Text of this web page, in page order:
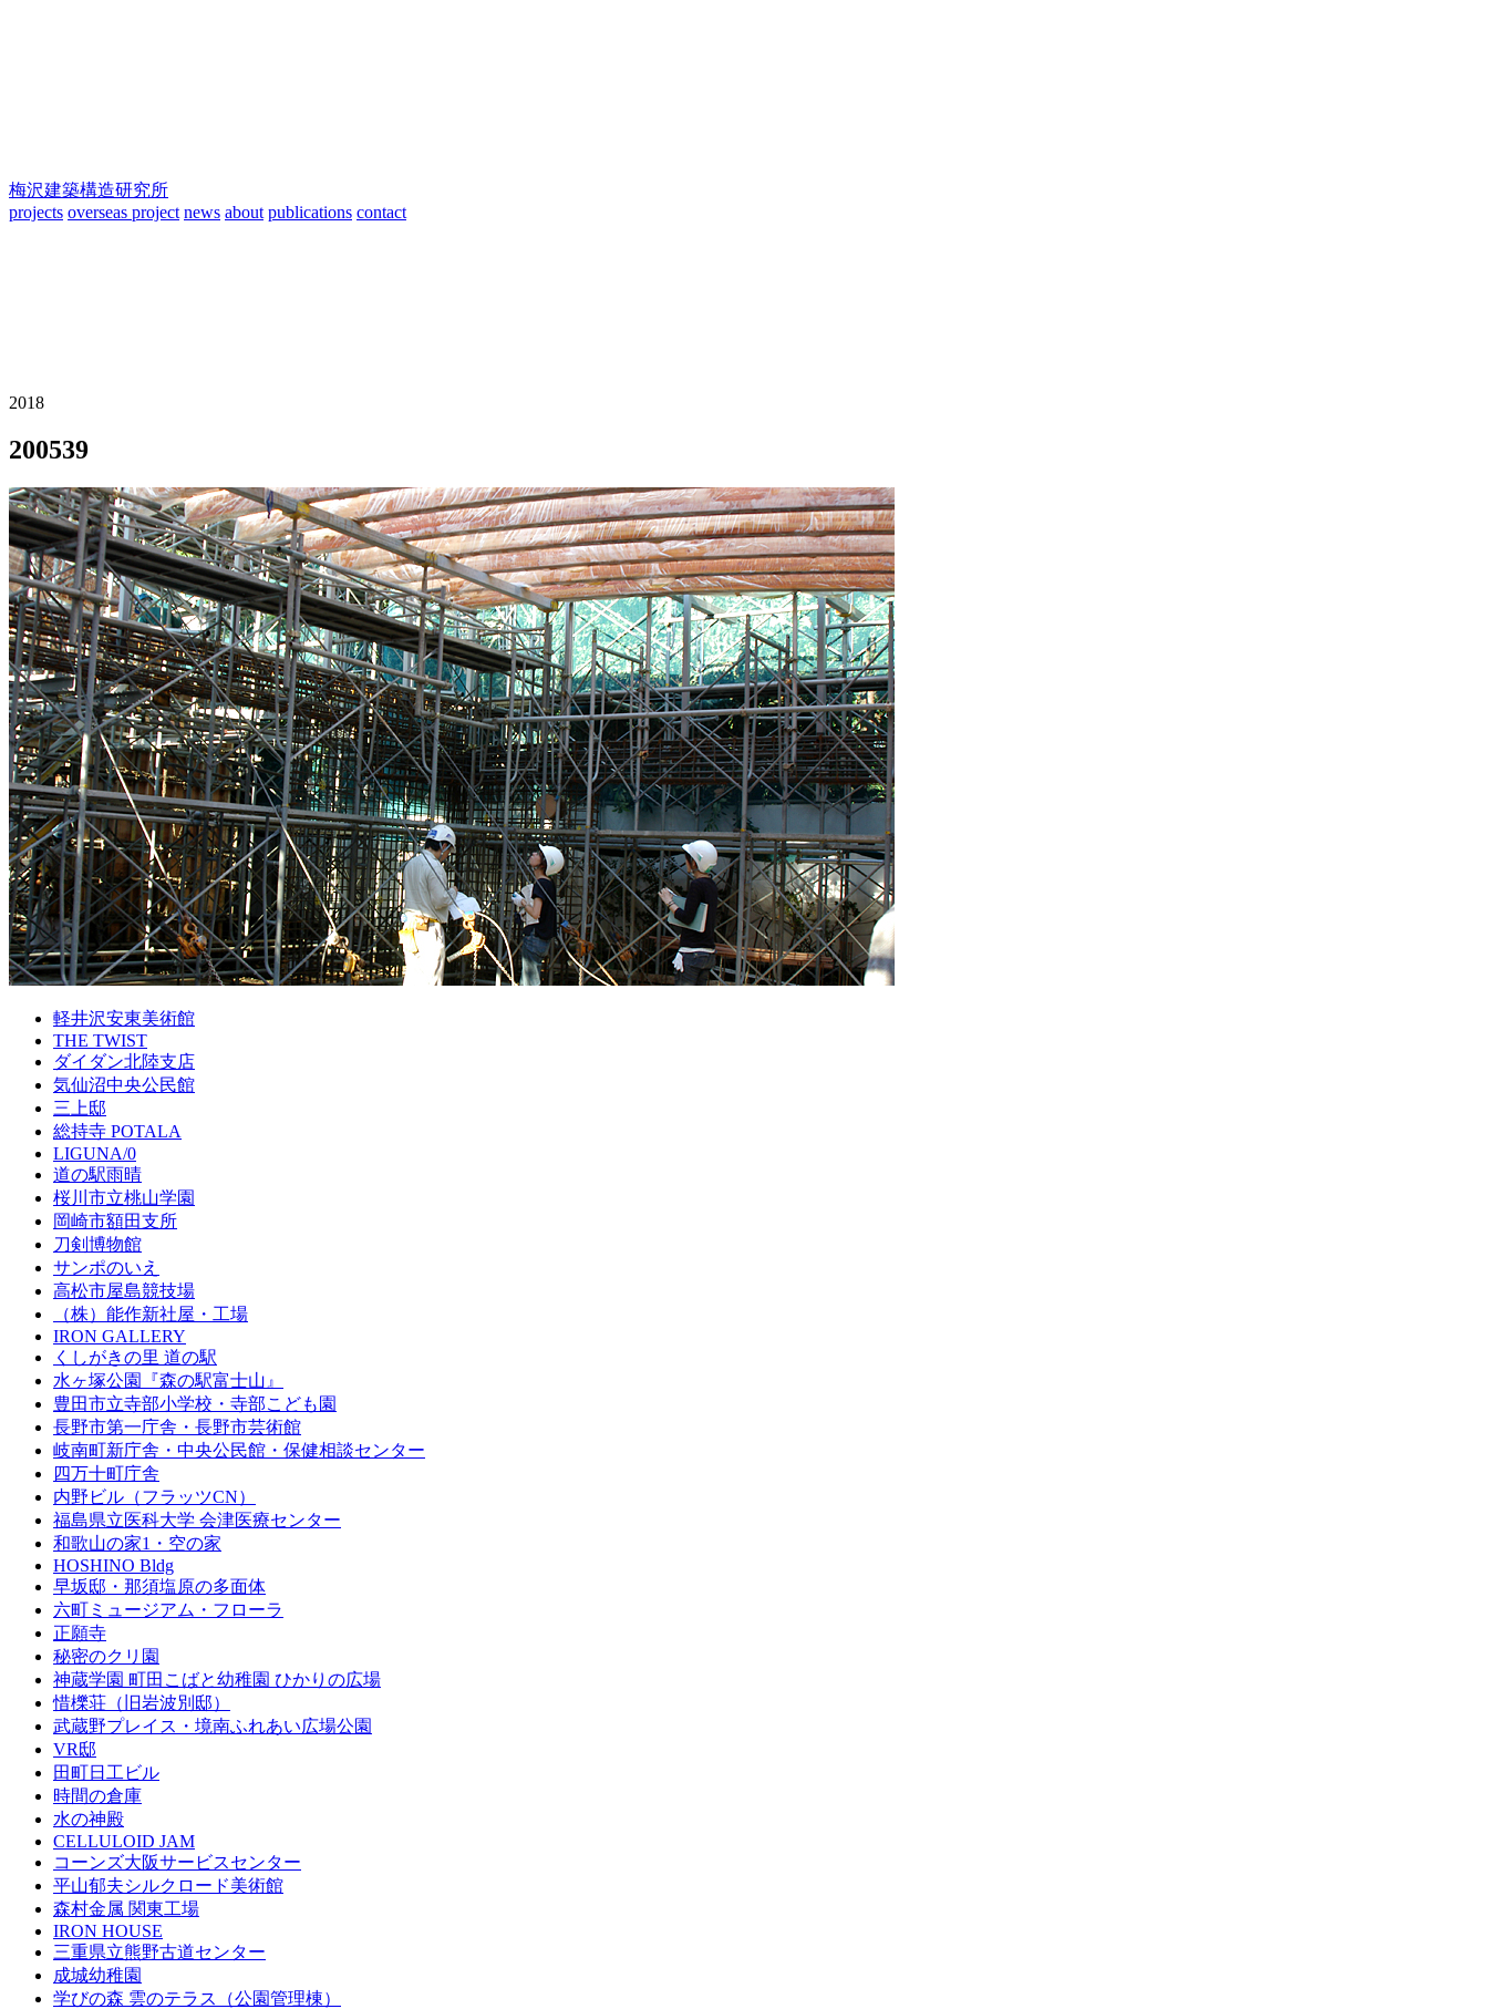
梅沢建築構造研究所
projects overseas project news about publications contact
2018
200539
軽井沢安東美術館
THE TWIST
ダイダン北陸支店
気仙沼中央公民館
三上邸
総持寺 POTALA
LIGUNA/0
道の駅雨晴
桜川市立桃山学園
岡崎市額田支所
刀剣博物館
サンポのいえ
高松市屋島競技場
（株）能作新社屋・工場
IRON GALLERY
くしがきの里 道の駅
水ヶ塚公園『森の駅富士山』
豊田市立寺部小学校・寺部こども園
長野市第一庁舎・長野市芸術館
岐南町新庁舎・中央公⺠館・保健相談センター
四万十町庁舎
内野ビル（フラッツCN）
福島県立医科大学 会津医療センター
和歌山の家1・空の家
HOSHINO Bldg
早坂邸・那須塩原の多面体
六町ミュージアム・フローラ
正願寺
秘密のクリ園
神蔵学園 町田こばと幼稚園 ひかりの広場
惜櫟荘（旧岩波別邸）
武蔵野プレイス・境南ふれあい広場公園
VR邸
田町日工ビル
時間の倉庫
水の神殿
CELLULOID JAM
コーンズ大阪サービスセンター
平山郁夫シルクロード美術館
森村金属 関東工場
IRON HOUSE
三重県立熊野古道センター
成城幼稚園
学びの森 雲のテラス（公園管理棟）